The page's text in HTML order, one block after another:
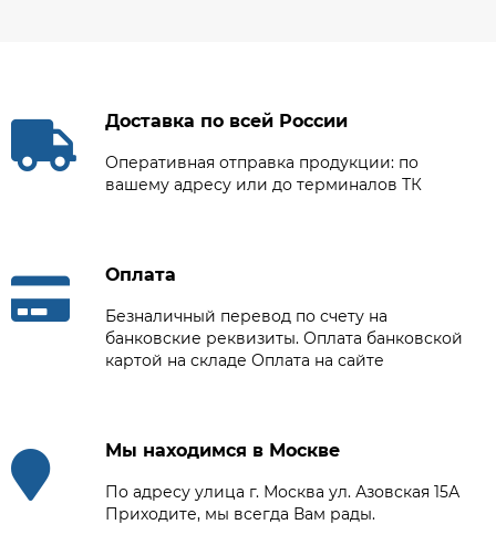
Доставка по всей России
Оперативная отправка продукции: по
вашему адресу или до терминалов ТК
Оплата
Безналичный перевод по счету на
банковские реквизиты. Оплата банковской
картой на складе Оплата на сайте
Мы находимся в Москве
По адресу улица г. Москва ул. Азовская 15А
Приходите, мы всегда Вам рады.